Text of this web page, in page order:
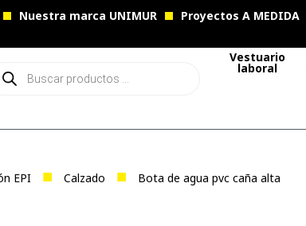
Nuestra marca UNIMUR Proyectos A MEDIDA
Vestuario
laboral
EPI ■ Calzado ■ Bota de agua pvc caña alta